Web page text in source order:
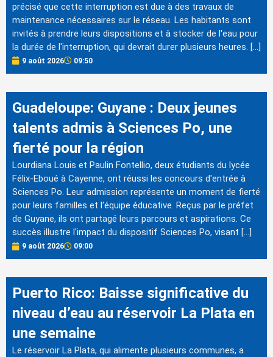
précisé que cette interruption est due à des travaux de
maintenance nécessaires sur le réseau. Les habitants sont
invités à prendre leurs dispositions et à stocker de l'eau pour
la durée de l'interruption, qui devrait durer plusieurs heures. […]
9 août 2026 09:50
Guadeloupe: Guyane : Deux jeunes
talents admis à Sciences Po, une
fierté pour la région
Lourdiana Louis et Paulin Fontellio, deux étudiants du lycée
Félix-Eboué à Cayenne, ont réussi les concours d'entrée à
Sciences Po. Leur admission représente un moment de fierté
pour leurs familles et l'équipe éducative. Reçus par le préfet
de Guyane, ils ont partagé leurs parcours et aspirations. Ce
succès illustre l'impact du dispositif Sciences Po, visant […]
9 août 2026 09:00
Puerto Rico: Baisse significative du
niveau d’eau au réservoir La Plata en
une semaine
Le réservoir La Plata, qui alimente plusieurs communes, a